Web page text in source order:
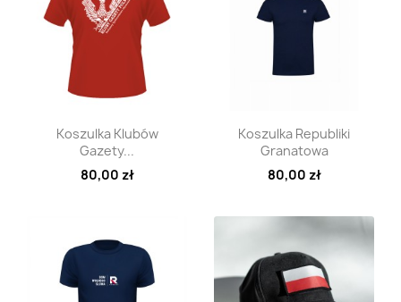
Szybki podgląd
Koszulka Klubów
Gazety...
80,00 zł
Szybki podgląd
Koszulka Republiki
Granatowa
80,00 zł